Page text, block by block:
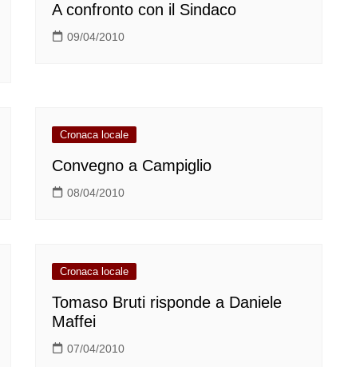
A confronto con il Sindaco
09/04/2010
Cronaca locale
Convegno a Campiglio
08/04/2010
Cronaca locale
Tomaso Bruti risponde a Daniele
Maffei
07/04/2010